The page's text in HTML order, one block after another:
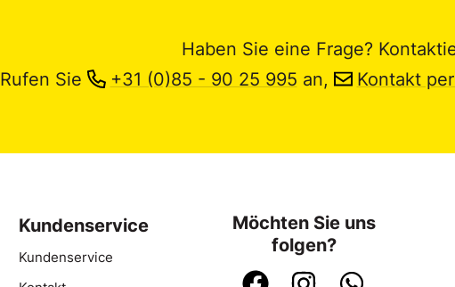
Haben Sie eine Frage?
Rufen Sie
+31 (0)85 - 90 25 995 an, Kontakt
Kundenservice
Kundenservice
Möchten Sie uns
folgen?